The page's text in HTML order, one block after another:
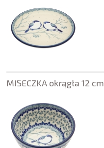
MISECZKA okrągła 12 cm